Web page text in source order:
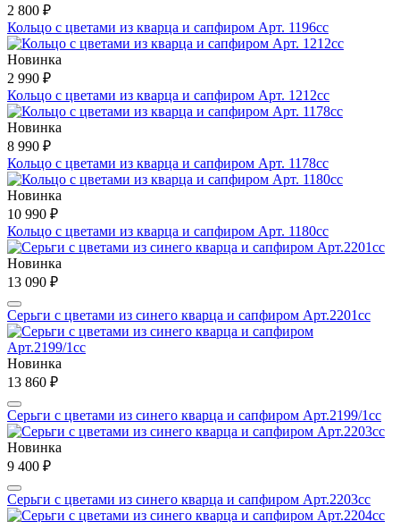
2 800 ₽
Кольцо с цветами из кварца и сапфиром Арт. 1196сс
Новинка
2 990 ₽
Кольцо с цветами из кварца и сапфиром Арт. 1212сс
Новинка
8 990 ₽
Кольцо с цветами из кварца и сапфиром Арт. 1178сс
Новинка
10 990 ₽
Кольцо с цветами из кварца и сапфиром Арт. 1180сс
Новинка
13 090 ₽
Серьги с цветами из синего кварца и сапфиром Арт.2201сс
Новинка
13 860 ₽
Серьги с цветами из синего кварца и сапфиром Арт.2199/1сс
Новинка
9 400 ₽
Серьги с цветами из синего кварца и сапфиром Арт.2203сс